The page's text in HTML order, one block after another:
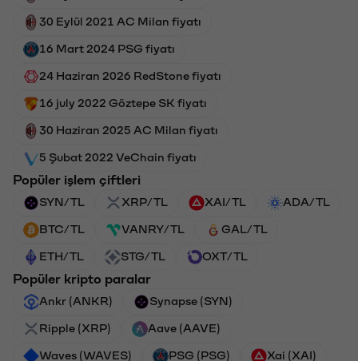
30 Eylül 2021 AC Milan fiyatı
16 Mart 2024 PSG fiyatı
24 Haziran 2026 RedStone fiyatı
16 july 2022 Göztepe SK fiyatı
30 Haziran 2025 AC Milan fiyatı
5 Şubat 2022 VeChain fiyatı
Popüler işlem çiftleri
SYN/TL XRP/TL XAI/TL ADA/TL
BTC/TL VANRY/TL GAL/TL
ETH/TL STG/TL OXT/TL
Popüler kripto paralar
Ankr (ANKR) Synapse (SYN)
Ripple (XRP) Aave (AAVE)
Waves (WAVES) PSG (PSG) Xai (XAI)